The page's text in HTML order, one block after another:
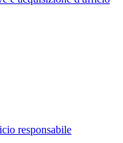
responsabile